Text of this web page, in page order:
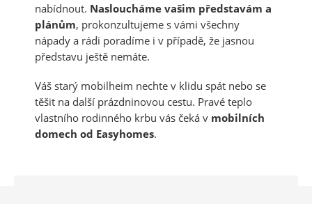
nabídnout. Nasloucháme vašim představám a
plánům, prokonzultujeme s vámi všechny
nápady a rádi poradíme i v případě, že jasnou
představu ještě nemáte.
Váš starý mobilheim nechte v klidu spát nebo se
těšit na další prázdninovou cestu. Pravé teplo
vlastního rodinného krbu vás čeká v mobilních
domech od Easyhomes.